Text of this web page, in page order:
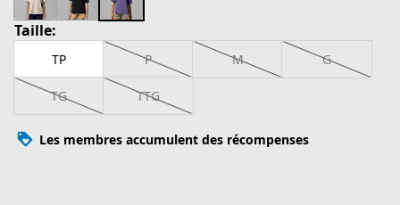
Taille:
TP P M G
TG TTG
Les membres accumulent des récompenses